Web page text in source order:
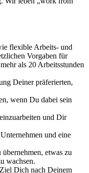
flexible Arbeits- und
Vorgaben für
als 20 Arbeitsstunden
Deiner präferierten,
wenn Du dabei sein
und Dir
und eine
etwas zu
wachsen.
Dich nach Deinem